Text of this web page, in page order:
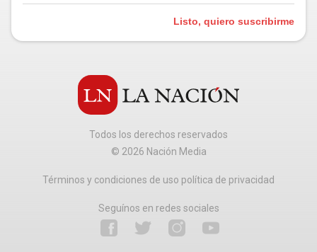
Listo, quiero suscribirme
Todos los derechos reservados
© 2026 Nación Media
Términos y condiciones de uso política de privacidad
Seguínos en redes sociales